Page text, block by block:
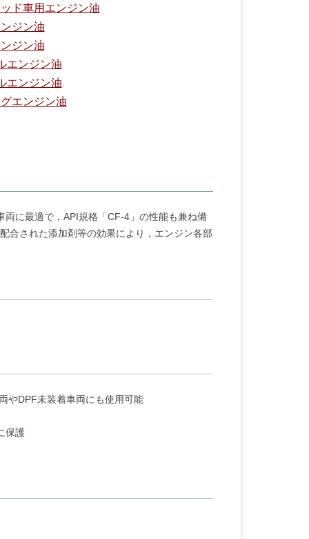
ド車用エンジン油
ジン油
ジン油
エンジン油
エンジン油
エンジン油
に最適で，API規格「CF-4」の性能も兼ね備
合された添加剤等の効果により，エンジン各部
やDPF未装着車両にも使用可能
保護